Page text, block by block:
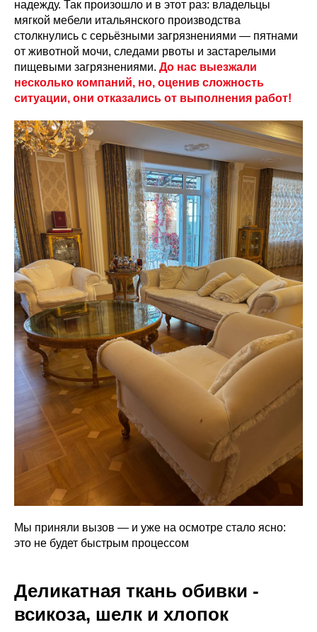
надежду. Так произошло и в этот раз: владельцы
мягкой мебели итальянского производства
столкнулись с серьёзными загрязнениями — пятнами
от животной мочи, следами рвоты и застарелыми
пищевыми загрязнениями. До нас выезжали
несколько компаний, но, оценив сложность
ситуации, они отказались от выполнения работ!
Мы приняли вызов — и уже на осмотре стало ясно:
это не будет быстрым процессом
Деликатная ткань обивки -
всикоза, шелк и хлопок